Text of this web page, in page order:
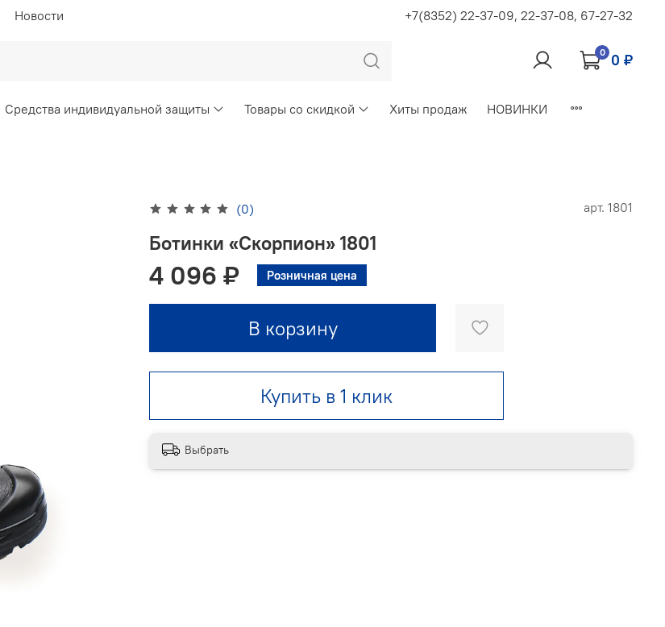
Новости +7(8352) 22-37-09, 22-37-08, 67-27-32
0 0 ₽
Средства индивидуальной защиты Товары со скидкой Хиты продаж НОВИНКИ
(0) арт. 1801
Ботинки «Скорпион» 1801
4 096 ₽ Розничная цена
В корзину
Купить в 1 клик
Выбрать